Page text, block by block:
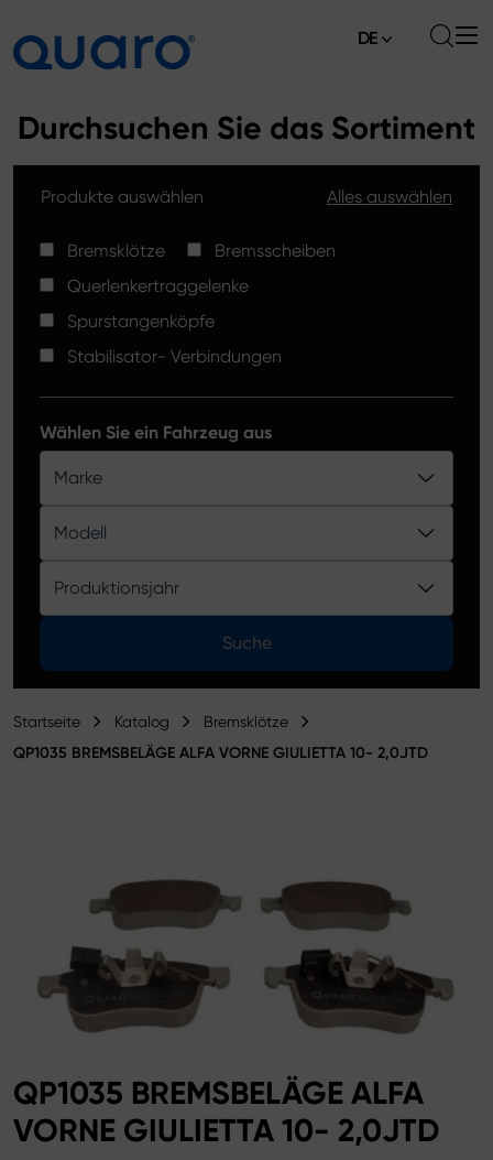
Bremsklötze
Bremsscheiben High Carbon
Spurstangenköpfe
Bremsklötze Silver Ceramic
Produktkatalog
Aktuelles
Verkaufsstellen
Kontakt
DE
Durchsuchen Sie das Sortiment
Produkte auswählen Alles auswählen
Bremsklötze
Bremsscheiben
Querlenkertraggelenke
Spurstangenköpfe
Stabilisator- Verbindungen
Wählen Sie ein Fahrzeug aus
Marke
Modell
Produktionsjahr
Suche
Startseite Katalog Bremsklötze
QP1035 BREMSBELÄGE ALFA VORNE GIULIETTA 10- 2,0JTD
QP1035 BREMSBELÄGE ALFA
VORNE GIULIETTA 10- 2,0JTD